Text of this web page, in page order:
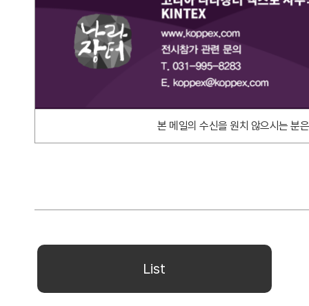
본 메일의 수신을 원치 않으시는 분
List